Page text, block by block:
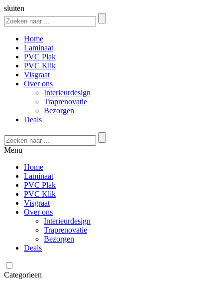
sluiten
Home
Laminaat
PVC Plak
PVC Klik
Visgraat
Over ons
Interieurdesign
Traprenovatie
Bezorgen
Deals
Menu
Home
Laminaat
PVC Plak
PVC Klik
Visgraat
Over ons
Interieurdesign
Traprenovatie
Bezorgen
Deals
Categorieen